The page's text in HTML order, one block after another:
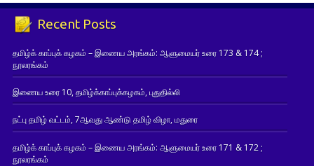
Recent Posts
தமிழ்க் காப்புக் கழகம் – இணைய அரங்கம்: ஆளுமையர் உரை 173 & 174 ;
நூலரங்கம்
இணைய உரை 10, தமிழ்க்காப்புக்கழகம், புதுதில்லி
நட்பு தமிழ் வட்டம், 7ஆவது ஆண்டு தமிழ் விழா, மதுரை
தமிழ்க் காப்புக் கழகம் – இணைய அரங்கம்: ஆளுமையர் உரை 171 & 172 ;
நூலரங்கம்